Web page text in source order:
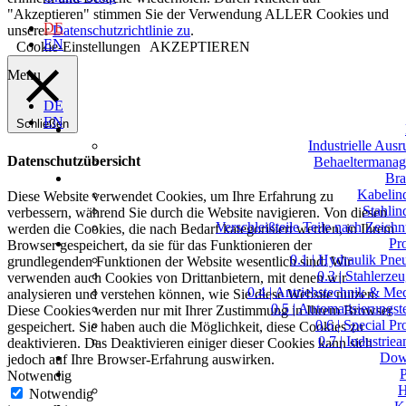
DE
EN
Menu
DE
EN
Industrielle
Verschleißteile Teile nach
0.1 | Hydraulik
0.3 |
0.4 | Antriebstechnik &
0.5 |
0.6 | Special
0.7 |
"Akzeptieren" stimmen Sie der Verwendung ALLER Cookies und
unsererDatenschutzrichtlinie zu.
Cookie-Einstellungen AKZEPTIEREN
Schließen
Datenschutzübersicht
Diese Website verwendet Cookies, um Ihre Erfahrung zu
verbessern, während Sie durch die Website navigieren. Von diesen
werden die Cookies, die nach Bedarf kategorisiert werden, in Ihrem
Browser gespeichert, da sie für das Funktionieren der
grundlegenden Funktionen der Website wesentlich sind. Wir
verwenden auch Cookies von Drittanbietern, mit denen wir
analysieren und verstehen können, wie Sie diese Website nutzen.
Diese Cookies werden nur mit Ihrer Zustimmung in Ihrem Browser
gespeichert. Sie haben auch die Möglichkeit, diese Cookies zu
deaktivieren. Das Deaktivieren einiger dieser Cookies kann sich
jedoch auf Ihre Browser-Erfahrung auswirken.
Notwendig
Notwendig